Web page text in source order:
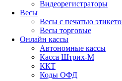
Видеорегистраторы
Весы
Весы с печатью
Весы торговые
Онлайн кассы
Автономные кассы
Касса Штрих-М
ККТ
Коды ОФД